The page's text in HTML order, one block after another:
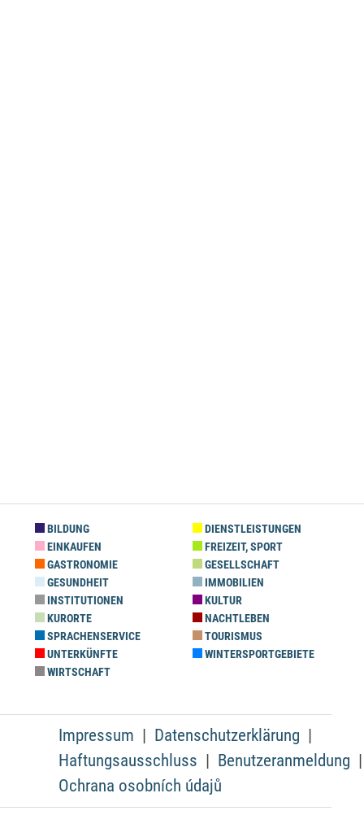
BILDUNG
DIENSTLEISTUNGEN
EINKAUFEN
FREIZEIT, SPORT
GASTRONOMIE
GESELLSCHAFT
GESUNDHEIT
IMMOBILIEN
INSTITUTIONEN
KULTUR
KURORTE
NACHTLEBEN
SPRACHENSERVICE
TOURISMUS
UNTERKÜNFTE
WINTERSPORTGEBIETE
WIRTSCHAFT
Impressum
Datenschutzerklärung
Haftungsausschluss
Benutzeranmeldung
Ochrana osobních údajů